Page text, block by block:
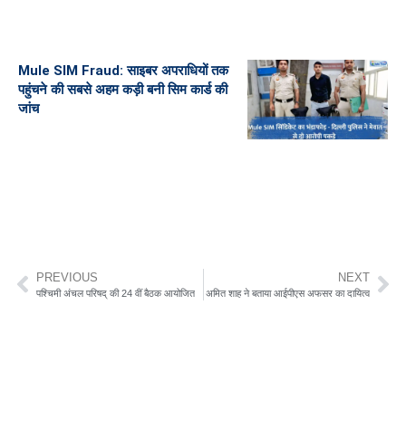
Mule SIM Fraud: साइबर अपराधियों तक
पहुंचने की सबसे अहम कड़ी बनी सिम कार्ड की
जांच
PREVIOUS
पश्चिमी अंचल परिषद् की 24 वीं बैठक आयोजित
NEXT
अमित शाह ने बताया आईपीएस अफसर का दायित्व